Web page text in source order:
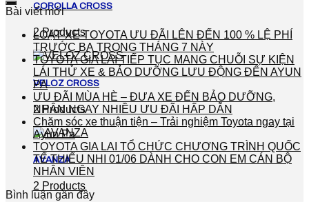
COROLLA CROSS
2 Products
VELOZ CROSS
2 Products
AVANZA
2 Products
Bài viết mới
LOẠT XE TOYOTA ƯU ĐÃI LÊN ĐẾN 100 % LỆ PHÍ
TRƯỚC BẠ TRONG THÁNG 7 NÀY
TOYOTA GIA LAI TIẾP TỤC MANG CHUỖI SỰ KIỆN
LÁI THỬ XE & BẢO DƯỠNG LƯU ĐỘNG ĐẾN AYUN
PA
ƯU ĐÃI MÙA HÈ – ĐƯA XE ĐẾN BẢO DƯỠNG,
NHẬN NGAY NHIỀU ƯU ĐÃI HẤP DẪN
Chăm sóc xe thuận tiện – Trải nghiệm Toyota ngay tại
Ayun Pa
TOYOTA GIA LAI TỔ CHỨC CHƯƠNG TRÌNH QUỐC
TẾ THIẾU NHI 01/06 DÀNH CHO CON EM CÁN BỘ
NHÂN VIÊN
Bình luận gần đây